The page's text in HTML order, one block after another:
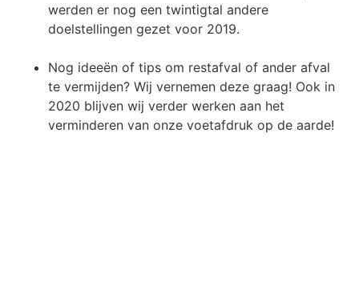
werden er nog een twintigtal andere
doelstellingen gezet voor 2019.
Nog ideeën of tips om restafval of ander afval
te vermijden? Wij vernemen deze graag! Ook in
2020 blijven wij verder werken aan het
verminderen van onze voetafdruk op de aarde!